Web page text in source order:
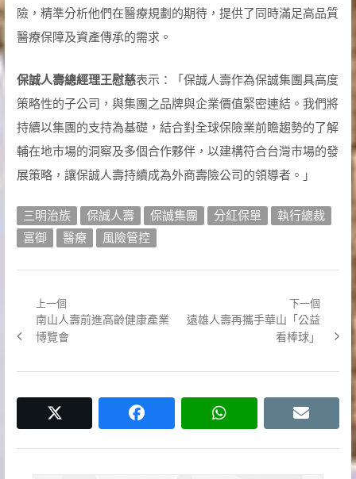
險，精準分析他們在醫療規劃的期待，提供了同時滿足高品質
醫療保障及資產傳承的需求。
保誠人壽總經理王慰慈表示：「保誠人壽作為保誠集團具高度
策略性的子公司，與集團之品牌與企業價值緊密連結。我們將
持續以集團的支持為基礎，結合對全球保險業前瞻趨勢的了解
輔在地巿場的洞察及多個合作夥伴，以建構符合台灣巿場的發
展策略，讓保誠人壽持續成為外商壽險公司的領導者。」
三明治族 保誠人壽 保誠集團 分紅保單
執行總裁
富御
醫療 風險管控
章
導
覽
上一個
Previous
post:
南山人壽前進高齡健康產業
博覽會
下一個
Next
遠雄人壽再攜手華山「公益
看棒球」
facebook whatsapp email